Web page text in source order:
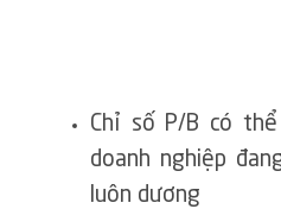
Chỉ số P/B có
doanh nghiệp
luôn dương